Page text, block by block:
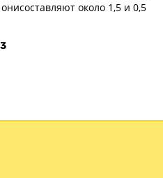
около 1,5 и 0,5